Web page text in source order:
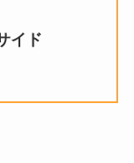
イド